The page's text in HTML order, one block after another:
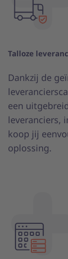
Talloze
Dankzij de
een
leveranciers,
koop jij
oplossing.